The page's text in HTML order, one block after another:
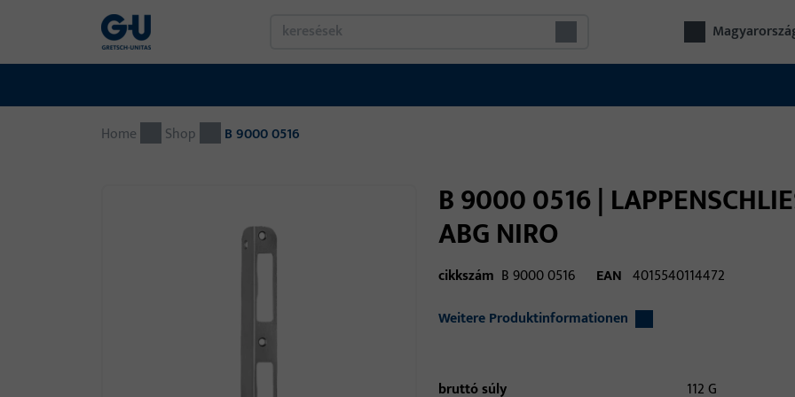
Home Shop B 9000 0516
B 9000 0516 |
ABG NIRO
cikkszám B 9000 0516 EAN 4015540114472
Weitere Produktinformationen
bruttó súly 112 G